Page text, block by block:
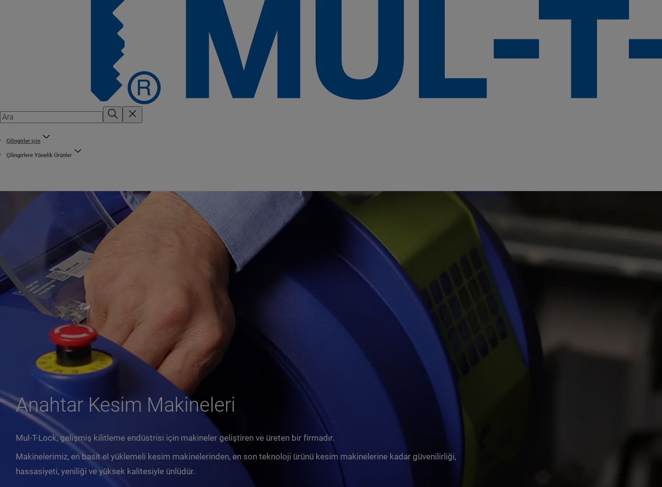
Çilingirler için
Çilingirlere Yönelik Ürünler
Anahtar Kesim Makineleri
Mul-T-Lock, gelişmiş kilitleme endüstrisi için makineler geliştiren ve üreten bir firmadır.
Makinelerimiz, en basit el yüklemeli kesim makinelerinden, en son teknoloji ürünü kesim makinelerine kadar güvenilirliği,
hassasiyeti, yeniliği ve yüksek kalitesiyle ünlüdür.